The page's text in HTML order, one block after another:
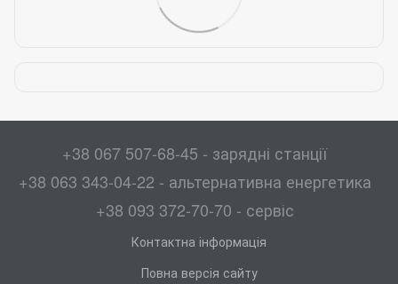
+38 067 507-68-45 - зарядні станції
+38 063 343-04-22 - альтернативна енергетика
+38 093 372-70-70 - сервіс
Контактна інформація
Повна версія сайту